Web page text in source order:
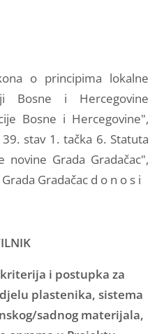
o principima lokalne
Bosne i Hercegovine
Bosne i Hercegovine",
stav 1. tačka 6. Statuta
novine Grada Gradačac",
Gradačac d o n o s i
i postupka za
plastenika, sistema
sadnog materijala,